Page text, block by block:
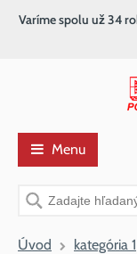
Vyhľadávanie
Varíme spolu už 34
Menu
Úvod kategória 1